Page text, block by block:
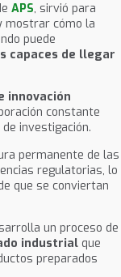
APS, sirvió para
mostrar cómo la
puede
capaces de llegar
innovación
constante
investigación.
permanente de las
regulatorias, lo
que se conviertan
un proceso de
industrial que
preparados